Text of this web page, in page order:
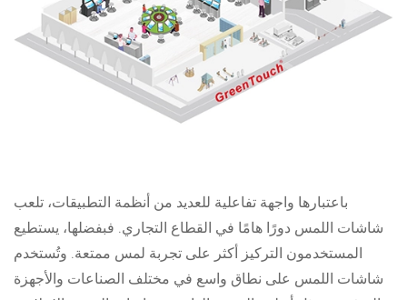
باعتبارها واجهة تفاعلية للعديد من أنظمة التطبيقات، تلعب
شاشات اللمس دورًا هامًا في القطاع التجاري. فبفضلها، يستطيع
المستخدمون التركيز أكثر على تجربة لمس ممتعة. وتُستخدم
شاشات اللمس على نطاق واسع في مختلف الصناعات والأجهزة